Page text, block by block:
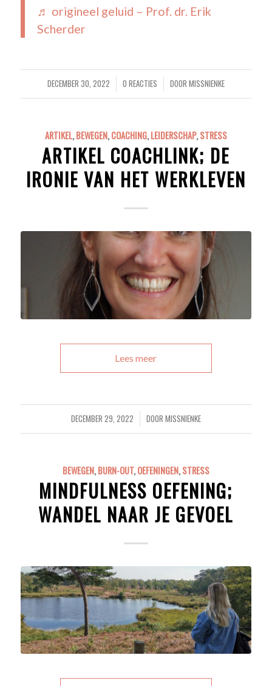
♬ origineel geluid – Prof. dr. Erik
Scherder
DECEMBER 30, 2022
/ 0 REACTIES
/ DOOR MISSNIENKE
ARTIKEL,BEWEGEN,COACHING,LEIDERSCHAP,STRESS
ARTIKEL COACHLINK; DE
IRONIE VAN HET WERKLEVEN
Lees meer
DECEMBER 29, 2022
/ DOOR MISSNIENKE
BEWEGEN,BURN-OUT,OEFENINGEN,STRESS
MINDFULNESS OEFENING;
WANDEL NAAR JE GEVOEL